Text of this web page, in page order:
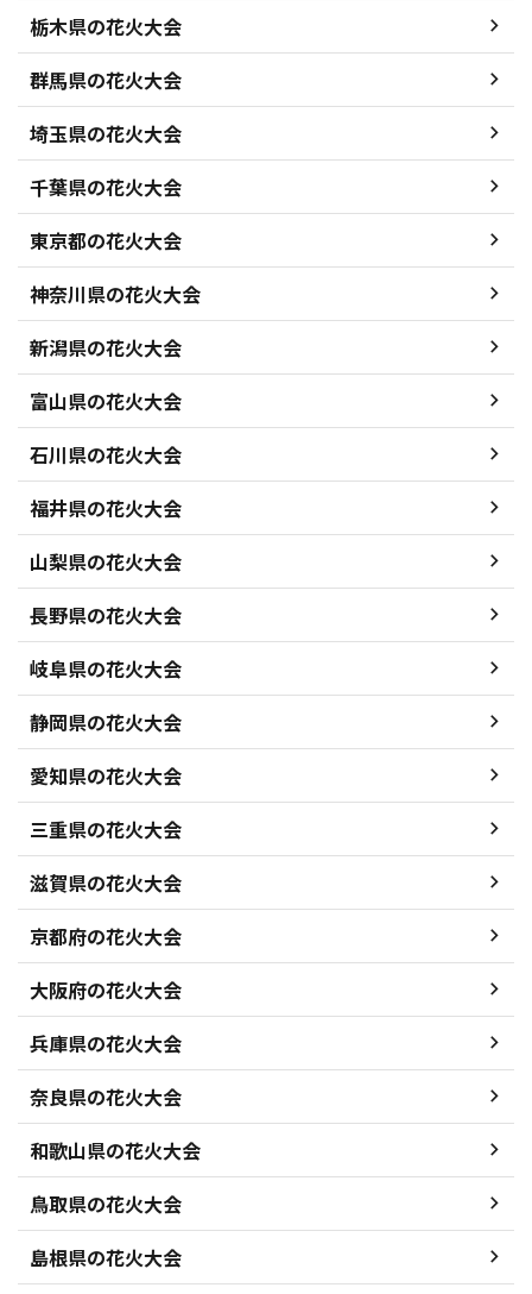
栃木県の花火大会
群馬県の花火大会
埼玉県の花火大会
千葉県の花火大会
東京都の花火大会
神奈川県の花火大会
新潟県の花火大会
富山県の花火大会
石川県の花火大会
福井県の花火大会
山梨県の花火大会
長野県の花火大会
岐阜県の花火大会
静岡県の花火大会
愛知県の花火大会
三重県の花火大会
滋賀県の花火大会
京都府の花火大会
大阪府の花火大会
兵庫県の花火大会
奈良県の花火大会
和歌山県の花火大会
鳥取県の花火大会
島根県の花火大会